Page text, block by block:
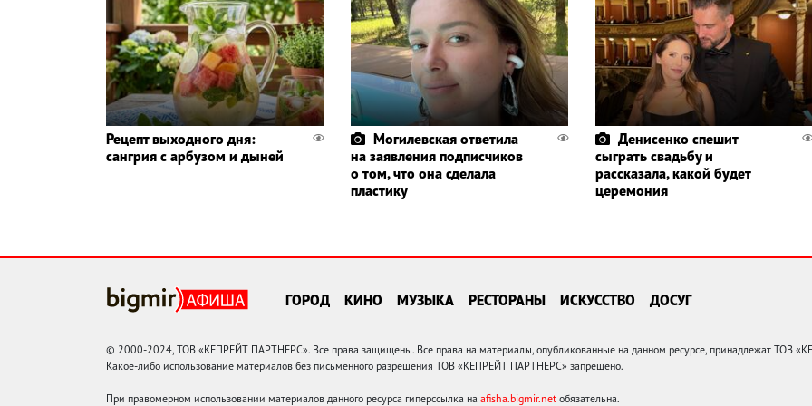
Рецепт выходного дня:
сангрия с арбузом и дыней
Могилевская ответила
на заявления подписчиков
о том, что она сделала
пластику
Денисенко спешит
сыграть свадьбу и
рассказала, какой будет
церемония
ГОРОД КИНО МУЗЫКА РЕСТОРАНЫ ИСКУССТВО ДОСУГ
© 2000-2024, ТОВ «КЕПРЕЙТ ПАРТНЕРС». Все права защищены. Все права на материалы, опубликованные на данном ресурсе, принадлежат ТОВ
Какое-либо использование материалов без письменного разрешения ТОВ «КЕПРЕЙТ ПАРТНЕРС» запрещено.
При правомерном использовании материалов данного ресурса гиперссылка на afisha.bigmir.net обязательна.